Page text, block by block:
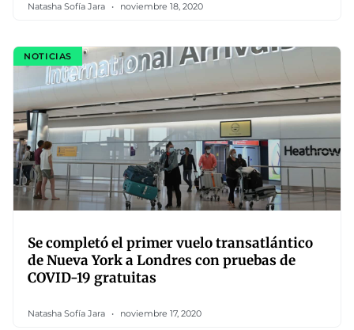
Natasha Sofía Jara noviembre 18, 2020
NOTICIAS
Se completó el primer vuelo transatlántico
de Nueva York a Londres con pruebas de
COVID-19 gratuitas
Natasha Sofía Jara noviembre 17, 2020